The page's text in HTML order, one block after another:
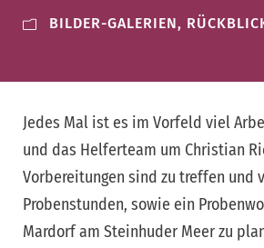
BILDER-GALERIEN,
Jedes Mal ist es im Vorfeld viel
und das Helferteam um Christian
Vorbereitungen sind zu treffen und
Probenstunden, sowie ein
Mardorf am Steinhuder Meer zu